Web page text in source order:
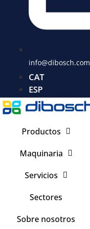
info@dibosch.com
CAT
ESP
Productos
Maquinaria
Servicios
Sectores
Sobre nosotros